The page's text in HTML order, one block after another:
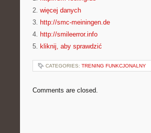
2. więcej danych
3. http://smc-meiningen.de
4. http://smileerror.info
5. kliknij, aby sprawdzić
CATEGORIES: TRENING FUNKCJONALNY
Comments are closed.